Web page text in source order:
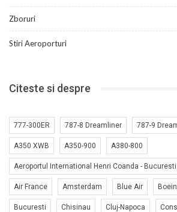
Zboruri
Stiri Aeroporturi
Citeste si despre
777-300ER 787-8 Dreamliner 787-9
A350 XWB A350-900 A380-800
Aeroportul International Henri Coanda - Bucuresti
Air France Amsterdam Blue Air
Bucuresti Chisinau Cluj-Napoca